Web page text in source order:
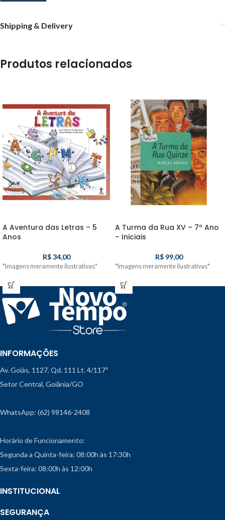
Shipping & Delivery
Produtos relacionados
A Aventura das Letras – 5
Anos
R$34,00
*Imagens meramente ilustrativas*
A Turma da Rua XV – 7º Ano
– Iniciais
R$99,00
*Imagens meramente ilustrativas*
INFORMAÇÕES
Av. Goiás, 1127, Qd. 111 Lt. 4/117ª
Setor Central, Goiânia/GO
WhatsApp: (62) 98146-2408
Horário de Funcionamento:
Segunda a Quinta-feira: 08:00h às 17:30h
Sexta-feira: 08:00h às 12:00h
INSTITUCIONAL
SEGURANÇA